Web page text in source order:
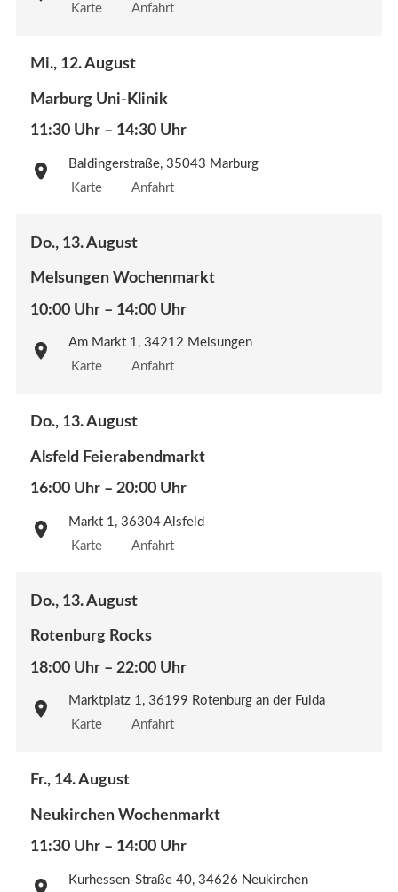
Karte Anfahrt
Mi., 12. August
Marburg Uni-Klinik
11:30 Uhr – 14:30 Uhr
Baldingerstraße, 35043 Marburg
Karte
Anfahrt
Do., 13. August
Melsungen Wochenmarkt
10:00 Uhr – 14:00 Uhr
Am Markt 1, 34212 Melsungen
Karte
Anfahrt
Do., 13. August
Alsfeld Feierabendmarkt
16:00 Uhr – 20:00 Uhr
Markt 1, 36304 Alsfeld
Karte
Anfahrt
Do., 13. August
Rotenburg Rocks
18:00 Uhr – 22:00 Uhr
Marktplatz 1, 36199 Rotenburg an der Fulda
Karte
Anfahrt
Fr., 14. August
Neukirchen Wochenmarkt
11:30 Uhr – 14:00 Uhr
Kurhessen-Straße 40, 34626 Neukirchen